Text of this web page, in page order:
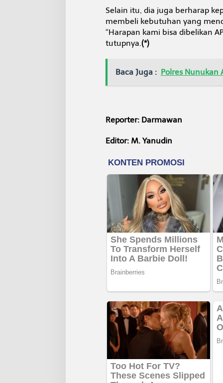
Selain itu, dia juga berharap
membeli kebutuhan yang
“Harapan kami bisa dibelikan
tutupnya.(*)
Baca Juga : Polres Nunukan
Reporter: Darmawan
Editor: M. Yanudin